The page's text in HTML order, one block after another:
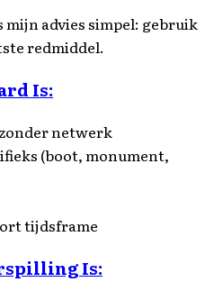
mijn advies simpel: gebruik
redmiddel.
Is:
netwerk
(boot, monument,
tijdsframe
Is: